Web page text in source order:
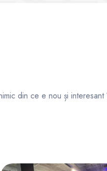
din ce e nou și interesant